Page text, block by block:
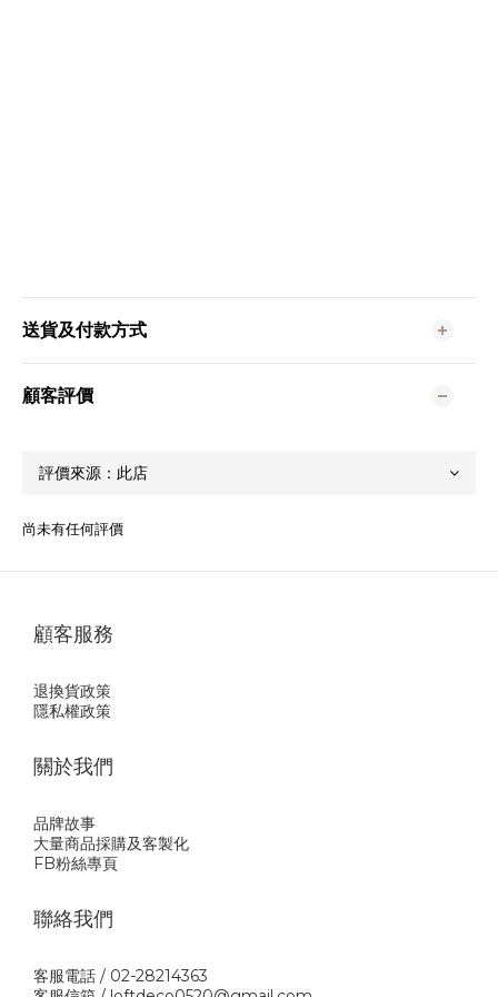
送貨及付款方式
顧客評價
尚未有任何評價
顧客服務
退換貨政策
隱私權政策
關於我們
品牌故事
大量商品採購及客製化
FB粉絲專頁
聯絡我們
客服電話 / 02-28214363